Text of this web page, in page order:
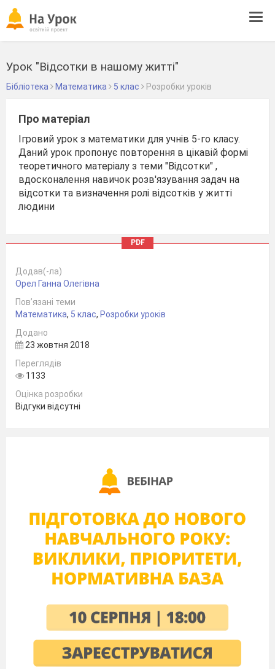
Урок "Відсотки в нашому житті"
Бібліотека Математика 5 клас Розробки уроків
Про матеріал
Ігровий урок з математики для учнів 5-го класу.
Даний урок пропонує повторення в цікавій формі
теоретичного матеріалу з теми "Відсотки" ,
вдосконалення навичок розв'язування задач на
відсотки та визначення ролі відсотків у житті
людини
PDF
Додав(-ла)
Орел Ганна Олегівна
Пов’язані теми
Математика, 5 клас, Розробки уроків
Додано
23 жовтня 2018
Переглядів
1133
Оцінка розробки
Відгуки відсутні